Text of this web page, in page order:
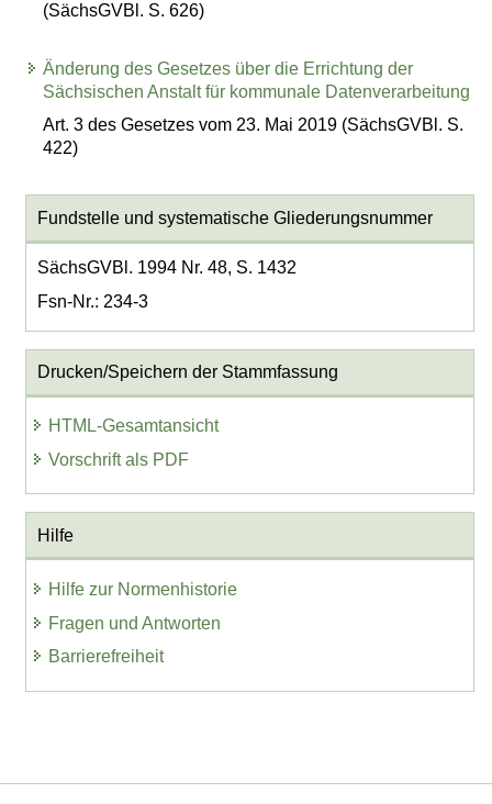
(SächsGVBl. S. 626)
Änderung des Gesetzes über die Errichtung der
Sächsischen Anstalt für kommunale Datenverarbeitung
Art. 3 des Gesetzes vom 23. Mai 2019 (SächsGVBl. S.
422)
Fundstelle und systematische Gliederungsnummer
SächsGVBl. 1994 Nr. 48, S. 1432
Fsn-Nr.: 234-3
Drucken/Speichern der Stammfassung
HTML-Gesamtansicht
Vorschrift als PDF
Hilfe
Hilfe zur Normenhistorie
Fragen und Antworten
Barrierefreiheit